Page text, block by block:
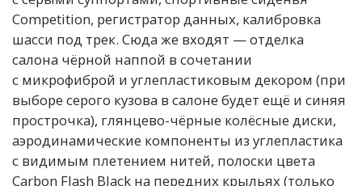
Competition, регистратор данных, калибровка
шасси под трек. Сюда же входят — отделка
салона чёрной наппой в сочетании
с микрофиброй и углепластиковым декором (при
выборе серого кузова в салоне будет ещё и синяя
прострочка), глянцево-чёрные колёсные диски,
аэродинамические компоненты из углепластика
с видимым плетением нитей, полоски цвета
Carbon Flash Black на передних крыльях (только